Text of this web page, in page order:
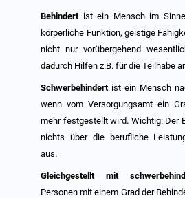
Behindert ist ein Mensch im
körperliche Funktion, geistige
nicht nur vorübergehend
dadurch Hilfen z.B. für die Teilhabe
Schwerbehindert ist ein Mensch
wenn vom Versorgungsamt ein
mehr festgestellt wird. Wichtig: Der
nichts über die berufliche
aus.
Gleichgestellt mit
Personen mit einem Grad der